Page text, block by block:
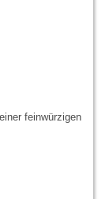
feinwürzigen